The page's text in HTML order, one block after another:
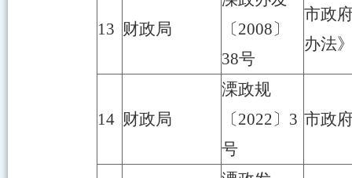
13 财政局
〔2008〕
38号
市政
办法
14 财政局
溧政规
〔2022〕3
号
市政